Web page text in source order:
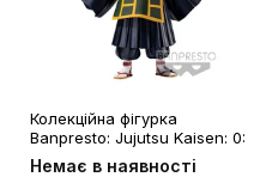
Колекційна фігурка
Banpresto: Jujutsu Kaisen: 0:
Suguru Geto, (183771)
Немає в наявності